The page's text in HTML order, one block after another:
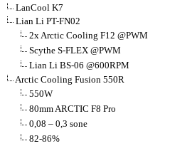
LanCool K7
Lian Li PT-FN02
2x Arctic Cooling F12 @PWM
Scythe S-FLEX @PWM
Lian Li BS-06 @600RPM
Arctic Cooling Fusion 550R
550W
80mm ARCTIC F8 Pro
0,08 – 0,3 sone
82-86%